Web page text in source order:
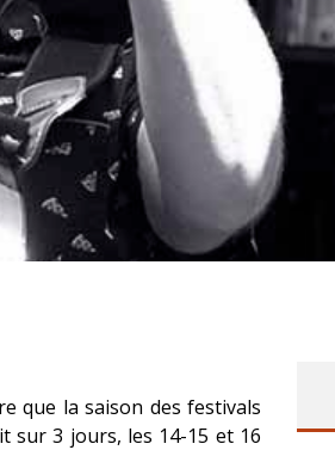
que la saison des festivals
sur 3 jours, les 14-15 et 16